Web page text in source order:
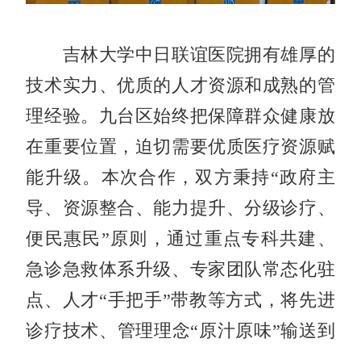
吉林大学中日联谊医院拥有雄厚的
技术实力、优质的人才资源和成熟的管
理经验。九台区始终把保障群众健康放
在重要位置，迫切需要优质医疗资源赋
能升级。本次合作，双方秉持“政府主
导、资源整合、能力提升、分级诊疗、
便民惠民”原则，通过重点专科共建、
急诊急救体系升级、专家团队常态化驻
点、人才“手把手”带教等方式，将先进
诊疗技术、管理理念“原汁原味”输送到